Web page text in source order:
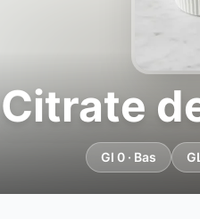
Citrate
GI 0 · Bas